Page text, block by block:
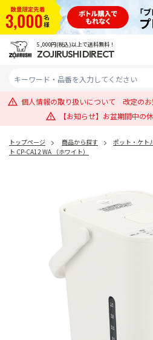
5,000円(税込)以上で送料無料！
ZOJIRUSHI DIRECT
個人情報の取り扱いについて 改定の
【お知らせ】お盆期間中の
トップページ 商品から探す ポット・ケト
ト CP-CA12 WA （ホワイト）